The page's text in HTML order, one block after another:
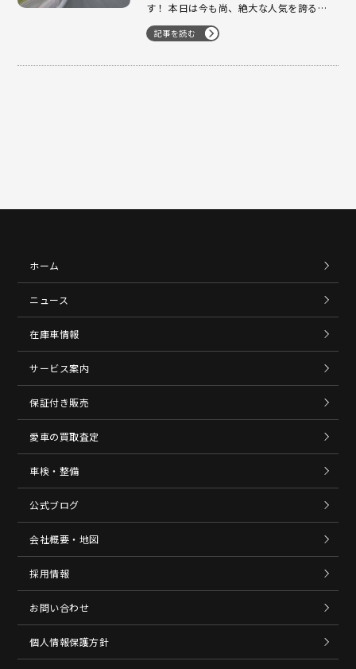
す！ 本日は今も尚、絶大な人気を誇る
981ケイマンGT4をご紹介させて頂きま
す！ まず981ケイマンGT4ですが2014〜
2016年迄の間生産されておりましたケイ
記事を読む
ホーム
ニュース
在庫車情報
サービス案内
保証付き販売
愛車の買取査定
車検・整備
公式ブログ
会社概要・地図
採用情報
お問い合わせ
個人情報保護方針